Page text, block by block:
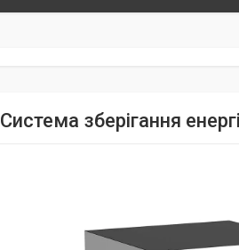
Система зберігання